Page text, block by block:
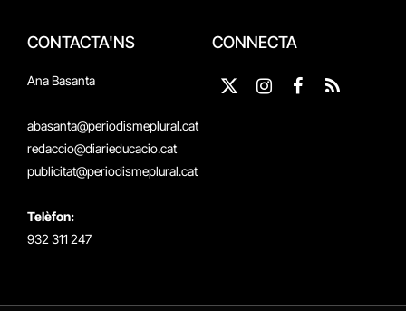
CONTACTA'NS
Ana Basanta
abasanta@periodismeplural.cat
redaccio@diarieducacio.cat
publicitat@periodismeplural.cat
Telèfon:
932 311 247
CONNECTA
X
InstagramFacebook
RSS